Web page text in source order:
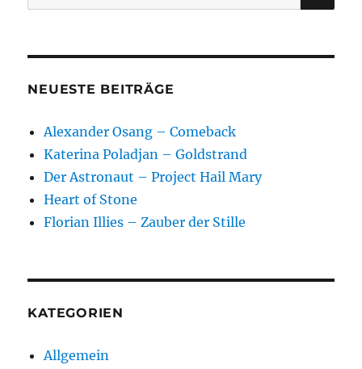
nach:
NEUESTE BEITRÄGE
Alexander Osang – Comeback
Katerina Poladjan – Goldstrand
Der Astronaut – Project Hail Mary
Heart of Stone
Florian Illies – Zauber der Stille
KATEGORIEN
Allgemein